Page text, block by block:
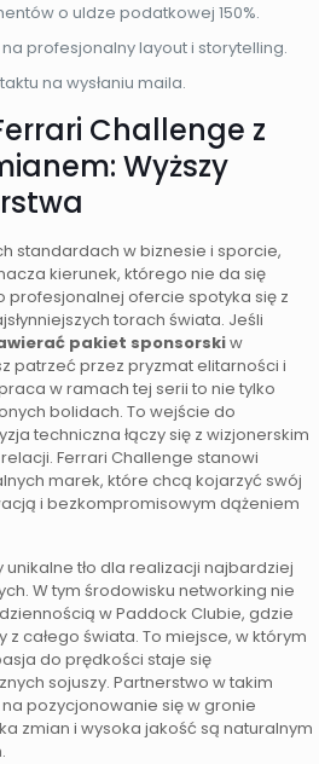
o uldze podatkowej 150%.
profesjonalny layout i storytelling.
na wysłaniu maila.
Challenge z
Wyższy
standardach w biznesie i sporcie,
kierunek, którego nie da się
profesjonalnej ofercie spotyka się z
torach świata. Jeśli
pakiet sponsorskiw
patrzeć przez pryzmat elitarności i
w ramach tej serii to nie tylko
bolidach. To wejście do
techniczna łączy się z wizjonerskim
Ferrari Challenge stanowi
marek, które chcą kojarzyć swój
i bezkompromisowym dążeniem
unikalne tło dla realizacji najbardziej
W tym środowisku networking nie
w Paddock Clubie, gdzie
całego świata. To miejsce, w którym
do prędkości staje się
sojuszy. Partnerstwo w takim
pozycjonowanie się w gronie
zmian i wysoka jakość są naturalnym